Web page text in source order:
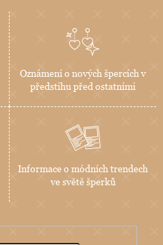
Oznámení o nových špercích v
předstihu před ostatními
Informace o módních trendech
ve světě šperků